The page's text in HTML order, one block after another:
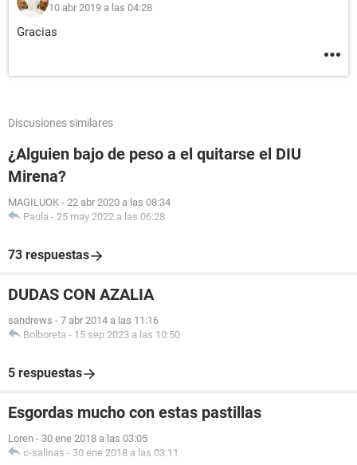
10 abr 2019 a las 04:28
Gracias
Discusiones similares
¿Alguien bajo de peso a el quitarse el DIU
Mirena?
MAGILUOK - 22 abr 2020 a las 08:34
Paula - 25 may 2022 a las 06:28
73 respuestas
DUDAS CON AZALIA
sandrews - 7 abr 2014 a las 11:16
Bolboreta - 15 sep 2023 a las 10:50
5 respuestas
Esgordas mucho con estas pastillas
Loren - 30 ene 2018 a las 03:05
c-salinas - 30 ene 2018 a las 03:11